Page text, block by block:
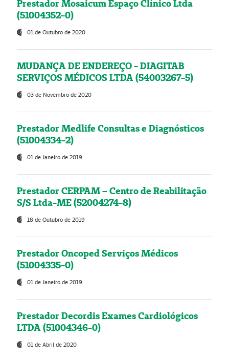
Prestador Mosaicum Espaço Clínico Ltda
(51004352-0)
01 de Outubro de 2020
MUDANÇA DE ENDEREÇO - DIAGITAB
SERVIÇOS MÉDICOS LTDA (54003267-5)
03 de Novembro de 2020
Prestador Medlife Consultas e Diagnósticos
(51004334-2)
01 de Janeiro de 2019
Prestador CERPAM – Centro de Reabilitação
S/S Ltda-ME (52004274-8)
18 de Outubro de 2019
Prestador Oncoped Serviços Médicos
(51004335-0)
01 de Janeiro de 2019
Prestador Decordis Exames Cardiológicos
LTDA (51004346-0)
01 de Abril de 2020